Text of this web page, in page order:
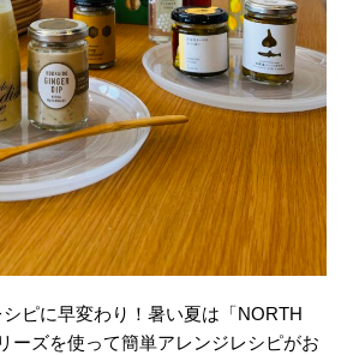
ピに早変わり！暑い夏は「NORTH
ーズを使って簡単アレンジレシピがお